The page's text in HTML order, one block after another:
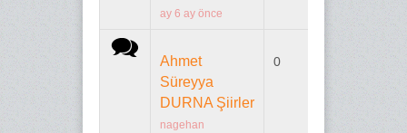
ay 6 ay önce
Normal konu
Ahmet
Süreyya
DURNA Şiirler
nagehan
0